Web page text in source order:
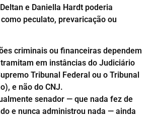
e Daniella Hardt poderia
peculato, prevaricação ou
criminais ou financeiras dependem
em instâncias do Judiciário
Tribunal Federal ou o Tribunal
e não do CNJ.
senador — que nada fez de
e nunca administrou nada — ainda